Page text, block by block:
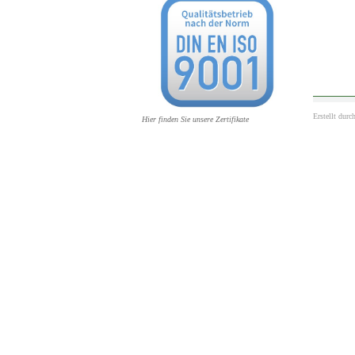
Hier finden Sie unsere Zertifikate Erstellt durch